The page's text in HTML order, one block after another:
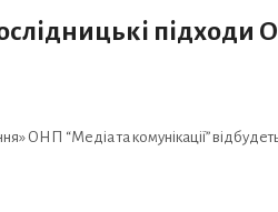
підходи
ОНП “Медіа та комунікації”